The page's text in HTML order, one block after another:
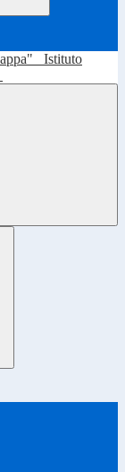
Istituto